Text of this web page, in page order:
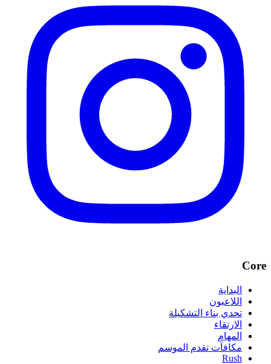
Core
البداية
اللاعبون
تحدي بناء التشكيلة
الارتقاء
المهام
مكافآت تقدم الموسم
Rush